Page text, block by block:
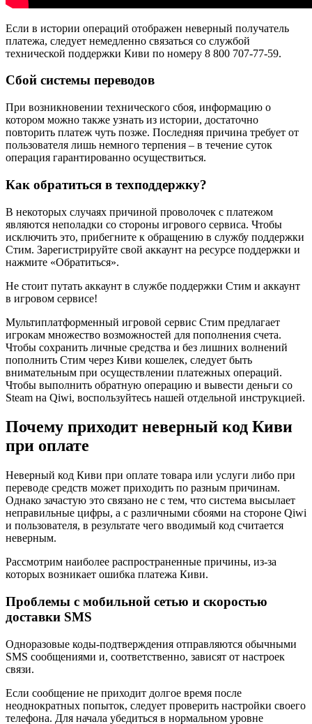
Если в истории операций отображен неверный получатель
платежа, следует немедленно связаться со службой
технической поддержки Киви по номеру 8 800 707-77-59.
Сбой системы переводов
При возникновении технического сбоя, информацию о
котором можно также узнать из истории, достаточно
повторить платеж чуть позже. Последняя причина требует от
пользователя лишь немного терпения – в течение суток
операция гарантированно осуществиться.
Как обратиться в техподдержку?
В некоторых случаях причиной проволочек с платежом
являются неполадки со стороны игрового сервиса. Чтобы
исключить это, прибегните к обращению в службу поддержки
Стим. Зарегистрируйте свой аккаунт на ресурсе поддержки и
нажмите «Обратиться».
Не стоит путать аккаунт в службе поддержки Стим и аккаунт
в игровом сервисе!
Мультиплатформенный игровой сервис Стим предлагает
игрокам множество возможностей для пополнения счета.
Чтобы сохранить личные средства и без лишних волнений
пополнить Стим через Киви кошелек, следует быть
внимательным при осуществлении платежных операций.
Чтобы выполнить обратную операцию и вывести деньги со
Steam на Qiwi, воспользуйтесь нашей отдельной инструкцией.
Почему приходит неверный код Киви
при оплате
Неверный код Киви при оплате товара или услуги либо при
переводе средств может приходить по разным причинам.
Однако зачастую это связано не с тем, что система высылает
неправильные цифры, а с различными сбоями на стороне Qiwi
и пользователя, в результате чего вводимый код считается
неверным.
Рассмотрим наиболее распространенные причины, из-за
которых возникает ошибка платежа Киви.
Проблемы с мобильной сетью и скоростью
доставки SMS
Одноразовые коды-подтверждения отправляются обычными
SMS сообщениями и, соответственно, зависят от настроек
связи.
Если сообщение не приходит долгое время после
неоднократных попыток, следует проверить настройки своего
телефона. Для начала убедиться в нормальном уровне